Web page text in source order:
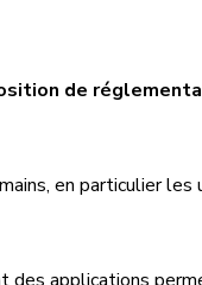
de
en particulier